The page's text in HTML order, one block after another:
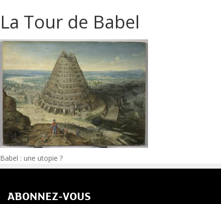
La Tour de Babel
Navigation
Babel : une utopie ?
ABONNEZ-VOUS